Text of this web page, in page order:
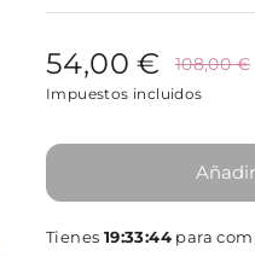
54,00 € 108,00 €
Impuestos incluidos
Tienes 19:33:44 para